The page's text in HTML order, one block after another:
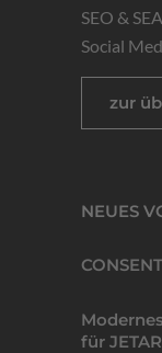
SEO & SEA
Social
zur
NEUES
für